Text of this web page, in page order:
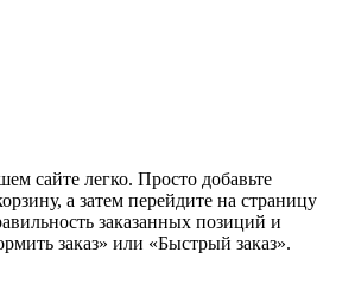
сайте легко. Просто добавьте
а затем перейдите на страницу
заказанных позиций и
заказ» или «Быстрый заказ».